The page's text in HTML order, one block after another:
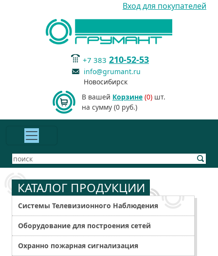
Вход для покупателей
+7 383 210-52-53
info@grumant.ru
Новосибирск
В вашей Корзине (0) шт.
на сумму (0 руб.)
КАТАЛОГ ПРОДУКЦИИ
Системы Телевизионного Наблюдения
Оборудование для построения сетей
Охранно пожарная сигнализация